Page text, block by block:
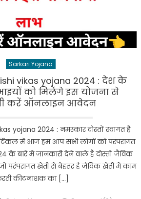
Sarkari Yojana
vikas yojana 2024 : देश के
को मिलेंगे इस योजना से
करें ऑनलाइन आवेदन
yojana 2024 : नमस्कार दोस्तों स्वागत है
में आज हम आप सभी लोगों को परंपरागत
के बारे में जानकारी देने वाले हैं दोस्तों जैविक
परंपरागत खेती से बेहतर है जैविक खेती में काम
कीटनाशक का […]